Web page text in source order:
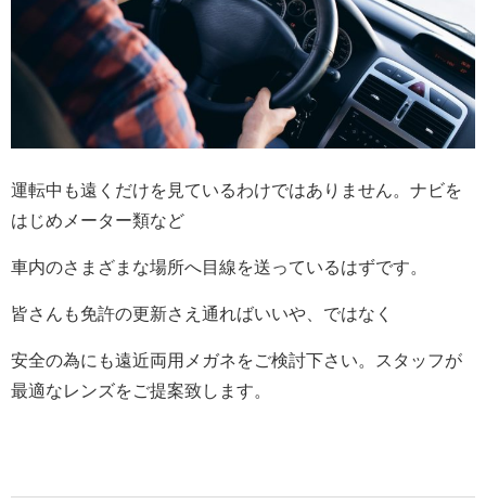
運転中も遠くだけを見ているわけではありません。ナビを
はじめメーター類など
車内のさまざまな場所へ目線を送っているはずです。
皆さんも免許の更新さえ通ればいいや、ではなく
安全の為にも遠近両用メガネをご検討下さい。スタッフが
最適なレンズをご提案致します。